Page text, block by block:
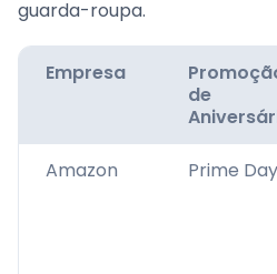
guarda-roupa.
Empresa
de
Amazon Prime Day